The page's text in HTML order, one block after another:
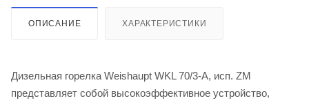
ОПИСАНИЕ ХАРАКТЕРИСТИКИ
Дизельная горелка Weishaupt WKL 70/3-A, исп. ZM
представляет собой высокоэффективное устройство,